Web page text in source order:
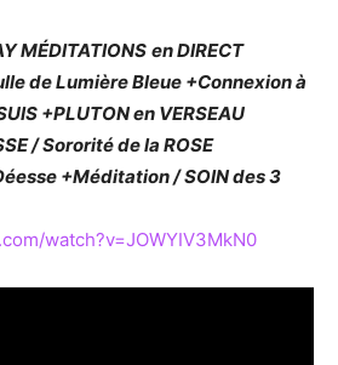
MÉDITATIONS en DIRECT
de Lumière Bleue +Connexion à
+PLUTON en VERSEAU
/ Sororité de la ROSE
+Méditation / SOIN des 3
watch?v=JOWYIV3MkN0